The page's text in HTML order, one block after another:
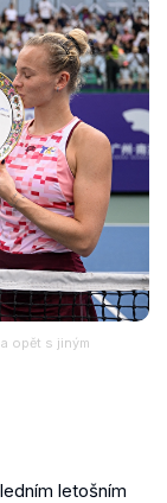
opět s jiným
letošním